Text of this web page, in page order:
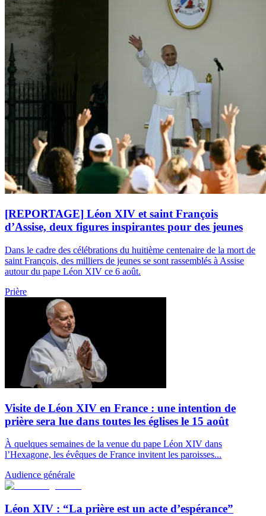
[REPORTAGE] Léon XIV et saint François
d’Assise, deux figures inspirantes pour des jeunes
Dans le cadre des célébrations du huitième centenaire de la mort de
saint François, des milliers de jeunes se sont rassemblés à Assise
autour du pape Léon XIV ce 6 août.
Prière
Visite de Léon XIV en France : une intention de
prière sera lue dans toutes les églises le 15 août
À quelques semaines de la venue du pape Léon XIV dans
l’Hexagone, les évêques de France invitent les paroisses...
Audience générale
Léon XIV : “La prière est un acte d’espérance”